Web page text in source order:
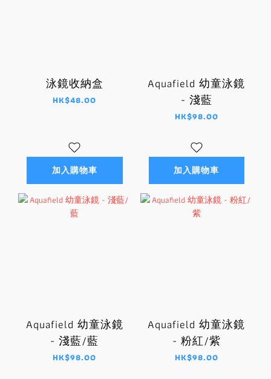
泳鏡收納盒
HK$48.00
加入購物車
Aquafield 幼童泳鏡
- 淺藍
HK$98.00
加入購物車
Aquafield 幼童泳鏡
- 淺藍/藍
HK$98.00
Aquafield 幼童泳鏡
- 粉紅/紫
HK$98.00